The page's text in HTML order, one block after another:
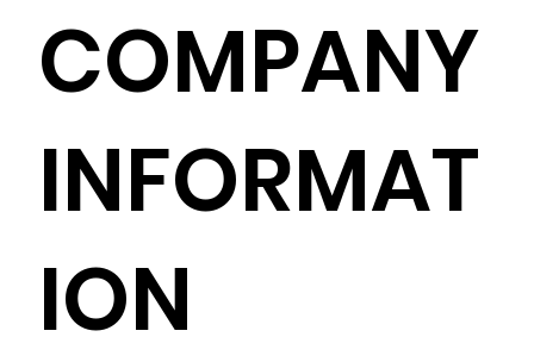
COMPANY
INFORMAT
ION